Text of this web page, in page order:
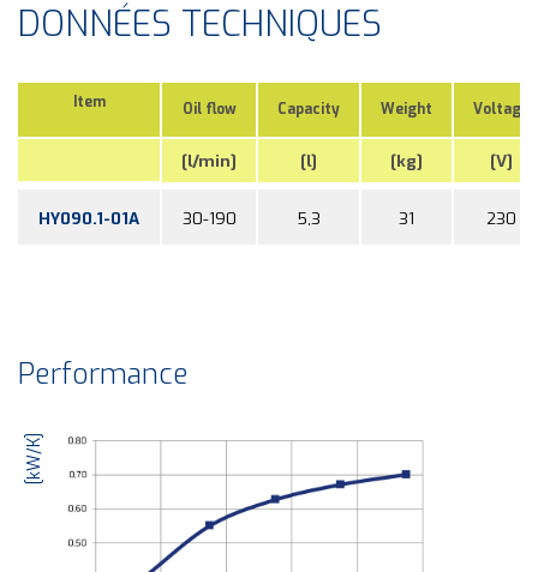
DONNÉES TECHNIQUES
Item Oil flow Capacity Weight Voltage
[l/min] [l] [kg] [V]
HY090.1-01A 30-190 5,3 31 230
Performance
[kW/K]